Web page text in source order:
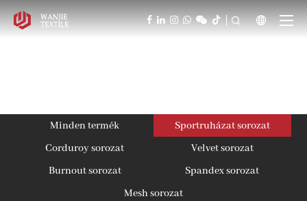
  
Minden termék
Sportruházat sorozat
Corduroy sorozat
Velvet sorozat
Burnout sorozat
Spandex sorozat
Mesh sorozat